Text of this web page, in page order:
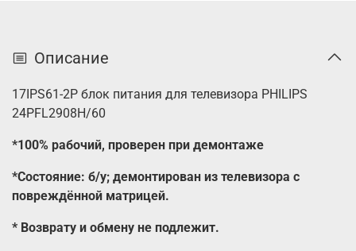
Описание
17IPS61-2P блок питания для телевизора PHILIPS
24PFL2908H/60
*100% рабочий, проверен при демонтаже
*Состояние: б/у; демонтирован из телевизора с
повреждённой матрицей.
* Возврату и обмену не подлежит.